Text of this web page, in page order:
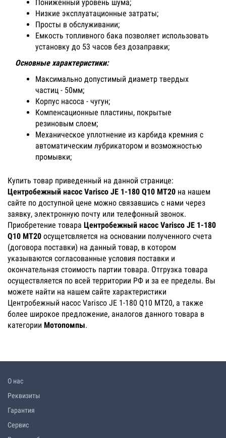
Пониженный уровень шума;
Низкие эксплуатационные затраты;
Просты в обслуживании;
Емкость топливного бака позволяет использовать
установку до 53 часов без дозаправки;
Основные характеристики:
Максимально допустимый диаметр твердых
частиц - 50мм;
Корпус насоса - чугун;
Компенсационные пластины, покрытые
резиновым слоем;
Механическое уплотнение из карбида кремния с
автоматическим лубрикатором и возможностью
промывки;
Купить товар приведенный на данной странице:
Центробежный насос Varisco JE 1-180 Q10 MT20 на нашем
сайте по доступной цене можно связавшись с нами через
заявку, электронную почту или телефонный звонок.
Приобретение товара Центробежный насос Varisco JE 1-180
Q10 MT20 осущетсвляется на основании полученного счета
(договора поставки) на данный товар, в котором
указываются согласованные условия поставки и
окончательная стоимость партии товара. Отгрузка товара
осуществляется по всей территории РФ и за ее пределы. Вы
можете найти на нашем сайте характеристики
Центробежный насос Varisco JE 1-180 Q10 MT20, а также
более широкое предложение, аналогов данного товара в
категории Мотопомпы.
О нас
Реквизиты
Гарантия
Сервис